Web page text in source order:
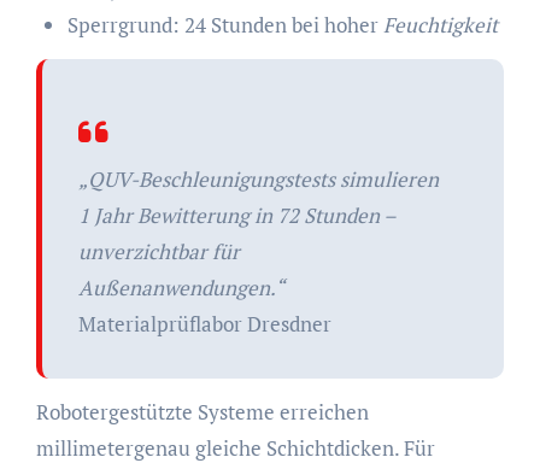
Sperrgrund: 24 Stunden bei hoherFeuchtigkeit
„QUV-Beschleunigungstests simulieren
1 Jahr Bewitterung in 72 Stunden –
unverzichtbar für
Außenanwendungen.“
Materialprüflabor Dresdner
Robotergestützte Systeme erreichen
millimetergenau gleiche Schichtdicken. Für